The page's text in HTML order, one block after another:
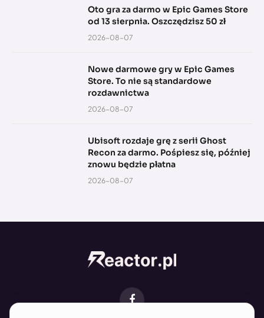
Oto gra za darmo w Epic Games Store
od 13 sierpnia. Oszczędzisz 50 zł
2026-08-07
Nowe darmowe gry w Epic Games
Store. To nie są standardowe
rozdawnictwa
2026-08-07
Ubisoft rozdaje grę z serii Ghost
Recon za darmo. Pośpiesz się, później
znowu będzie płatna
2026-08-07
Facebook